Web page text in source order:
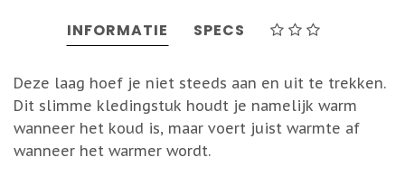
INFORMATIE SPECS
Deze laag hoef je niet steeds aan en uit te trekken.
Dit slimme kledingstuk houdt je namelijk warm
wanneer het koud is, maar voert juist warmte af
wanneer het warmer wordt.